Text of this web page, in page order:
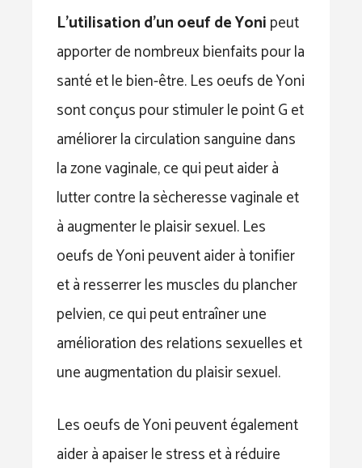
L’utilisation d’un oeuf de Yonipeut
apporter de nombreux bienfaits pour la
santé et le bien-être. Les oeufs de Yoni
sont conçus pour stimuler le point G et
améliorer la circulation sanguine dans
la zone vaginale, ce qui peut aider à
lutter contre la sècheresse vaginale et
à augmenter le plaisir sexuel. Les
oeufs de Yoni peuvent aider à tonifier
et à resserrer les muscles du plancher
pelvien, ce qui peut entraîner une
amélioration des relations sexuelles et
une augmentation du plaisir sexuel.
Les oeufs de Yoni peuvent également
aider à apaiser le stress et à réduire